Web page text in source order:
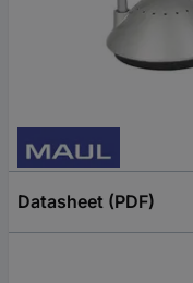
Datasheet (PDF)